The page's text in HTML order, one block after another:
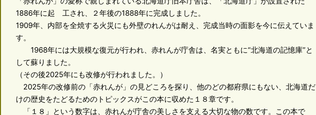
1886年に起 工され、２年後の1888年に完成しました。
1909年、内部を全焼する火災にも外壁のれんがは耐え、完成当時の面影を今に伝えていま
す。
1968年には大規模な復元が行われ、赤れんが庁舎は、名実ともに“北海道の記憶庫”と
して蘇りました。
（その後2025年にも改修が行われました。）
2025年の改修前の「赤れんが」の見どころを探り、他のどの都府県にもない、北海道だ
けの歴史をたどるためのトピックスがこの本に収めた１８章です。
「１８」という数字は、赤れんが庁舎の美しさを支える大切な物の数です。この本で